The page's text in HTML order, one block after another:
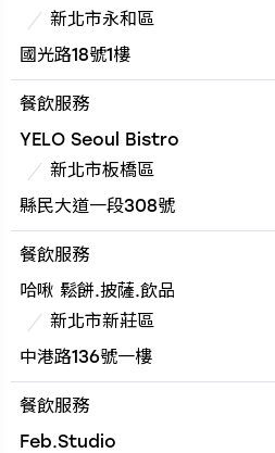
新北市永和區
國光路18號1樓
餐飲服務
YELO Seoul Bistro
新北市板橋區
縣民大道一段308號
餐飲服務
哈啾 鬆餅.披薩.飲品
新北市新莊區
中港路136號一樓
餐飲服務
Feb.Studio